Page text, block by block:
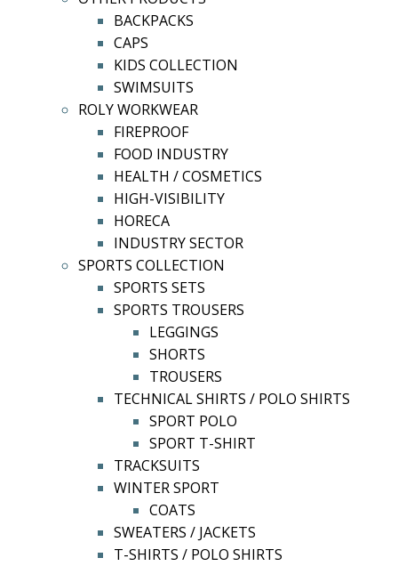
BACKPACKS
CAPS
KIDS COLLECTION
SWIMSUITS
ROLY WORKWEAR
FIREPROOF
FOOD INDUSTRY
HEALTH / COSMETICS
HIGH-VISIBILITY
HORECA
INDUSTRY SECTOR
SPORTS COLLECTION
SPORTS SETS
SPORTS TROUSERS
LEGGINGS
SHORTS
TROUSERS
TECHNICAL SHIRTS / POLO SHIRTS
SPORT POLO
SPORT T-SHIRT
TRACKSUITS
WINTER SPORT
COATS
SWEATERS / JACKETS
T-SHIRTS / POLO SHIRTS